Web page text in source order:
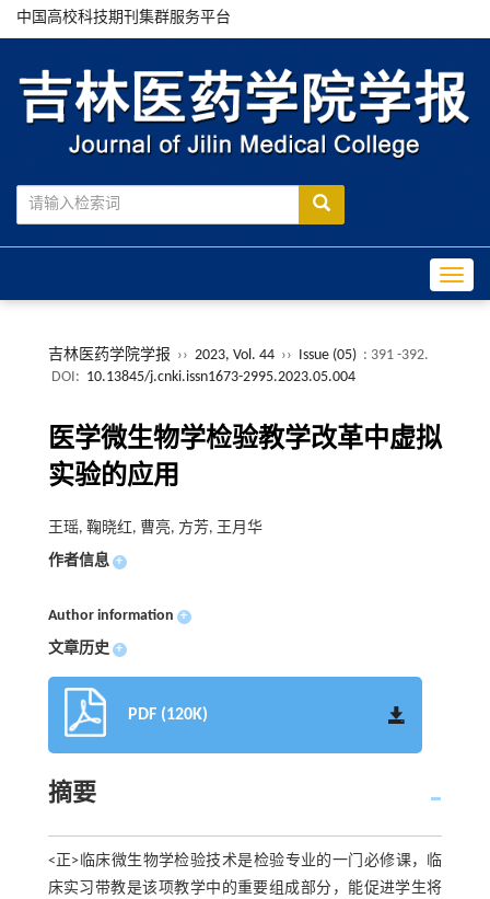
中国高校科技期刊集群服务平台
吉林医药学院学报 ›› 2023, Vol. 44 ›› Issue (05) : 391 -392.
DOI: 10.13845/j.cnki.issn1673-2995.2023.05.004
医学微生物学检验教学改革中虚拟
实验的应用
王瑶, 鞠晓红, 曹亮, 方芳, 王月华
作者信息 +
Author information +
文章历史 +
PDF (120K)
摘要
<正>临床微生物学检验技术是检验专业的一门必修课，临
床实习带教是该项教学中的重要组成部分，能促进学生将